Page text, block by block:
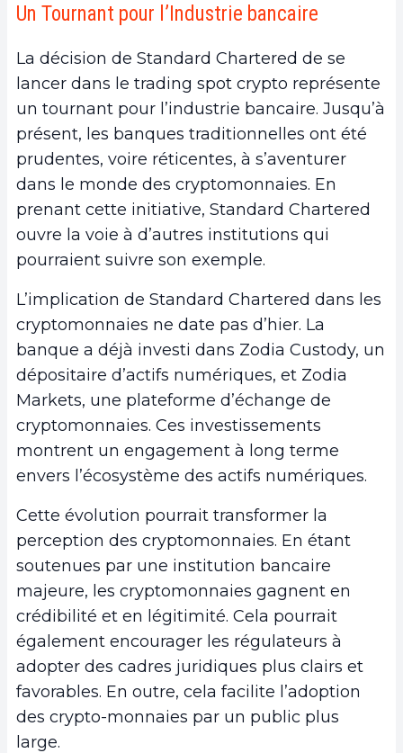
Un Tournant pour l’Industrie bancaire
La décision de Standard Chartered de se
lancer dans le trading spot crypto représente
un tournant pour l’industrie bancaire. Jusqu’à
présent, les banques traditionnelles ont été
prudentes, voire réticentes, à s’aventurer
dans le monde des cryptomonnaies. En
prenant cette initiative, Standard Chartered
ouvre la voie à d’autres institutions qui
pourraient suivre son exemple.
L’implication de Standard Chartered dans les
cryptomonnaies ne date pas d’hier. La
banque a déjà investi dans Zodia Custody, un
dépositaire d’actifs numériques, et Zodia
Markets, une plateforme d’échange de
cryptomonnaies. Ces investissements
montrent un engagement à long terme
envers l’écosystème des actifs numériques.
Cette évolution pourrait transformer la
perception des cryptomonnaies. En étant
soutenues par une institution bancaire
majeure, les cryptomonnaies gagnent en
crédibilité et en légitimité. Cela pourrait
également encourager les régulateurs à
adopter des cadres juridiques plus clairs et
favorables. En outre, cela facilite l’adoption
des crypto-monnaies par un public plus
large.